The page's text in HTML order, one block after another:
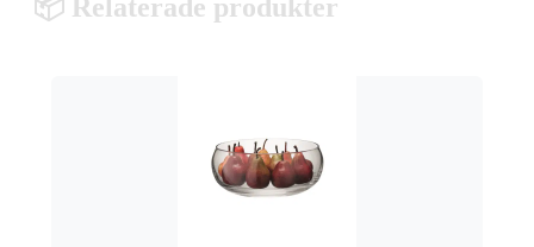
📦 Relaterade produkter